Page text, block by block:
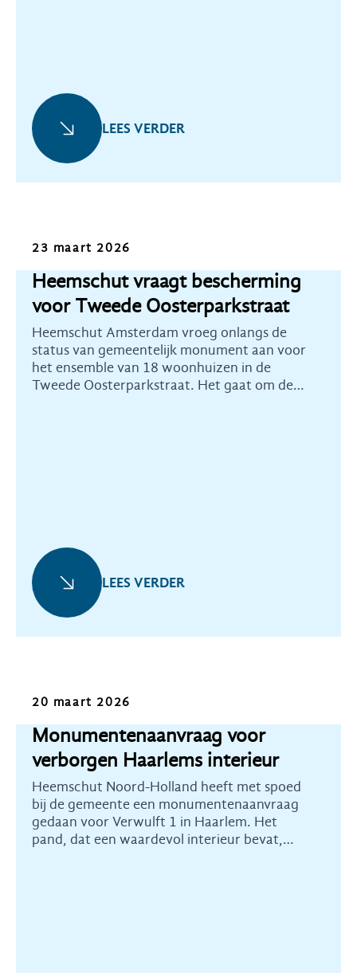
LEES VERDER
Nieuws
23 maart 2026
Heemschut vraagt bescherming
voor Tweede Oosterparkstraat
Heemschut Amsterdam vroeg onlangs de
status van gemeentelijk monument aan voor
het ensemble van 18 woonhuizen in de
Tweede Oosterparkstraat. Het gaat om de
LEES VERDER
Nieuws
20 maart 2026
Monumentenaanvraag voor
verborgen Haarlems interieur
Heemschut Noord-Holland heeft met spoed
bij de gemeente een monumentenaanvraag
gedaan voor Verwulft 1 in Haarlem. Het
pand, dat een waardevol interieur bevat,